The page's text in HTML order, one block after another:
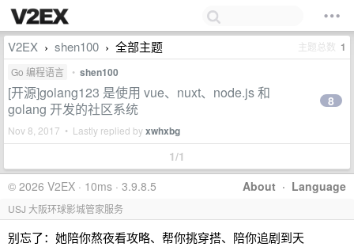
V2EX › shen100 › 全部主题 主题总数 1
Go 编程语言 • shen100
[开源]golang123 是使用 vue、nuxt、node.js 和
golang 开发的社区系统
Nov 8, 2017 • Lastly replied byxwhxbg
8
1/1
About · Language
© 2026 V2EX · 10ms · 3.9.8.5
USJ 大阪环球影城管家服务
别忘了：她陪你熬夜看攻略、帮你挑穿搭、陪你追剧到天